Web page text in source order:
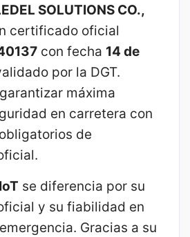
SOLUTIONS CO.,
certificado oficial
con fecha 14 de
por la DGT.
máxima
en carretera con
de
se diferencia por su
y su fiabilidad en
Gracias a su